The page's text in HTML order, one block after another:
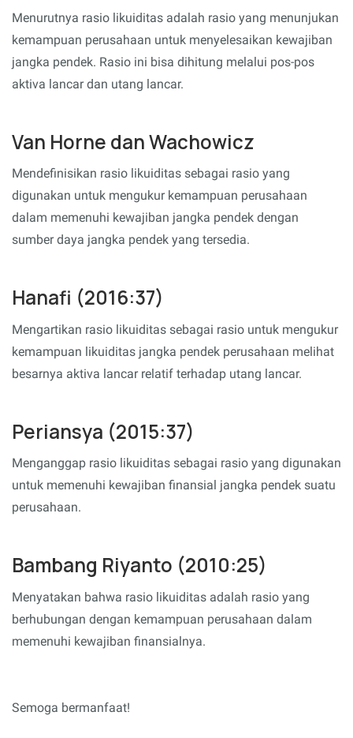
Menurutnya rasio likuiditas adalah rasio yang menunjukan
kemampuan perusahaan untuk menyelesaikan kewajiban
jangka pendek. Rasio ini bisa dihitung melalui pos-pos
aktiva lancar dan utang lancar.
Van Horne dan Wachowicz
Mendefinisikan rasio likuiditas sebagai rasio yang
digunakan untuk mengukur kemampuan perusahaan
dalam memenuhi kewajiban jangka pendek dengan
sumber daya jangka pendek yang tersedia.
Hanafi (2016:37)
Mengartikan rasio likuiditas sebagai rasio untuk mengukur
kemampuan likuiditas jangka pendek perusahaan melihat
besarnya aktiva lancar relatif terhadap utang lancar.
Periansya (2015:37)
Menganggap rasio likuiditas sebagai rasio yang digunakan
untuk memenuhi kewajiban finansial jangka pendek suatu
perusahaan.
Bambang Riyanto (2010:25)
Menyatakan bahwa rasio likuiditas adalah rasio yang
berhubungan dengan kemampuan perusahaan dalam
memenuhi kewajiban finansialnya.
Semoga bermanfaat!